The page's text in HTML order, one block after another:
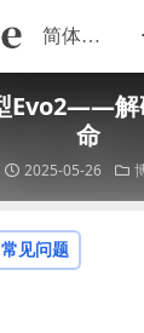
Evo2——解
命
2025-05-26
常见问题